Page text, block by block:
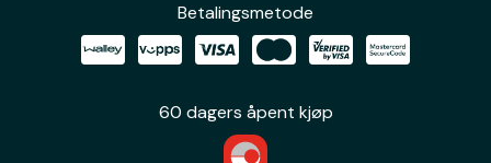
Betalingsmetode
60 dagers åpent kjøp